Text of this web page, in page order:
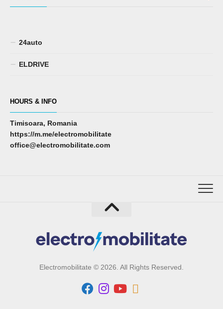
24auto
ELDRIVE
HOURS & INFO
Timisoara, Romania
https://m.me/electromobilitate
office@electromobilitate.com
Electromobilitate © 2026. All Rights Reserved.